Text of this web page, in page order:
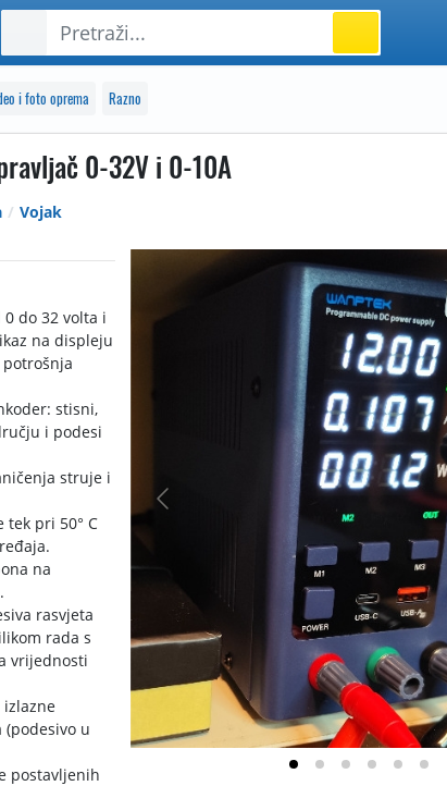
i foto oprema Razno
0-32V i 0-10A
Vojak
0 do 32 volta i
na displeju
stisni,
i podesi
struje i
tek pri 50° C
na
rasvjeta
rada s
vrijednosti
u
postavljenih